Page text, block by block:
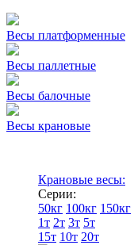
Весы платформенные
Весы паллетные
Весы балочные
Весы крановые
Крановые весы:
Серии:
50кг 100кг 150кг
1т 2т 3т 5т
15т 10т 20т